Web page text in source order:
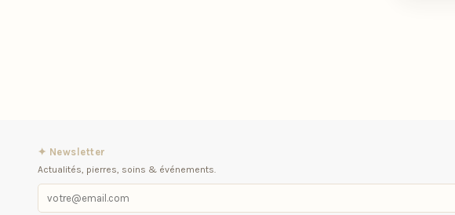
✦ Newsletter
Actualités, pierres, soins & événements.